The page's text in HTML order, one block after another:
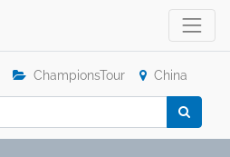
ChampionsTour China